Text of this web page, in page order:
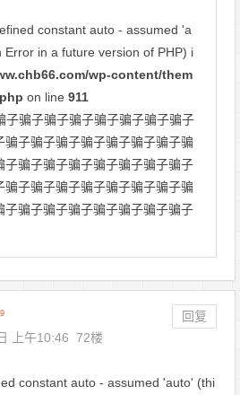
constant auto - assumed 'a
Error in a future version of PHP) i
wp-content/them
on line911
子骗子骗子骗子骗子骗子骗子骗子
骗子骗子骗子骗子骗子骗子骗子骗
子骗子骗子骗子骗子骗子骗子骗子
骗子骗子骗子骗子骗子骗子骗子骗
子骗子骗子骗子骗子骗子骗子骗子
9
回复
上午10:46 72楼
constant auto - assumed 'auto' (thi